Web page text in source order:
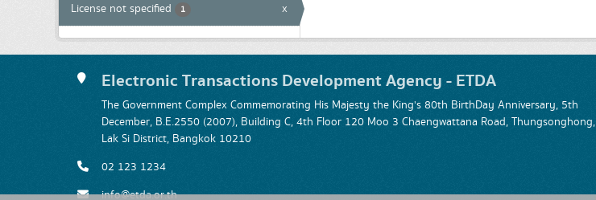
License not specified 1 x
Electronic Transactions Development Agency - ETDA
The Government Complex Commemorating His Majesty the King's 80th BirthDay Anniversary, 5th
December, B.E.2550 (2007), Building C, 4th Floor 120 Moo 3 Chaengwattana Road, Thungsonghong,
Lak Si District, Bangkok 10210
02 123 1234
info@etda.or.th